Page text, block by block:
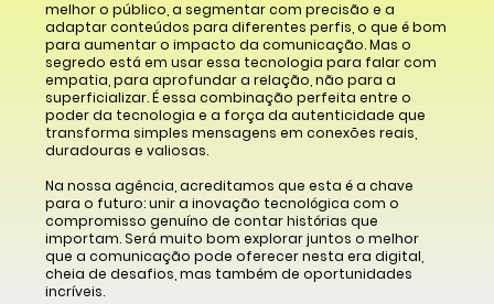
melhor o público, a segmentar com precisão e a
adaptar conteúdos para diferentes perfis, o que é bom
para aumentar o impacto da comunicação. Mas o
segredo está em usar essa tecnologia para falar com
empatia, para aprofundar a relação, não para a
superficializar. É essa combinação perfeita entre o
poder da tecnologia e a força da autenticidade que
transforma simples mensagens em conexões reais,
duradouras e valiosas.
Na nossa agência, acreditamos que esta é a chave
para o futuro: unir a inovação tecnológica com o
compromisso genuíno de contar histórias que
importam. Será muito bom explorar juntos o melhor
que a comunicação pode oferecer nesta era digital,
cheia de desafios, mas também de oportunidades
incríveis.